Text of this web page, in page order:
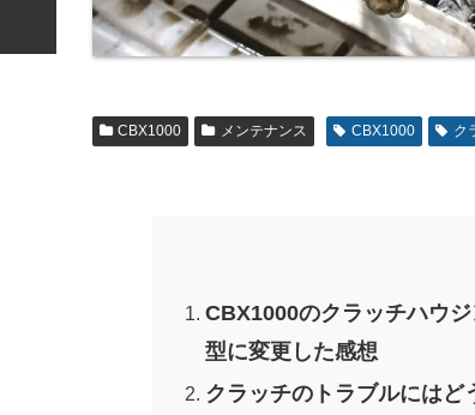
CBX1000 メンテナンス CBX1000 ク
CBX1000のクラッチハウ
型に変更した感想
クラッチのトラブルにはど